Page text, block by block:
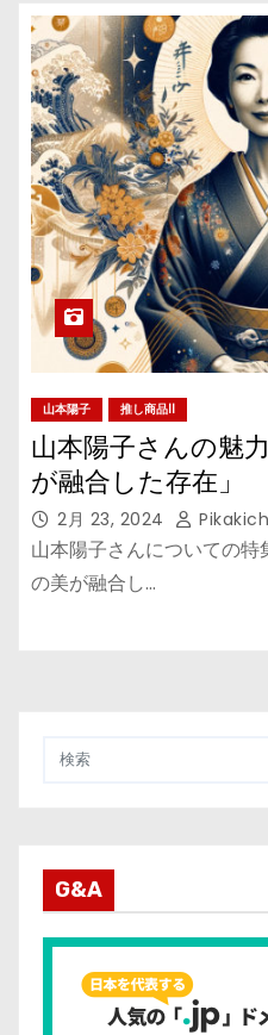
山本陽子 推し商品II
山本陽子さんの魅
が融合した存在」
2月 23, 2024
山本陽子さんについての
の美が融合し…
G&A